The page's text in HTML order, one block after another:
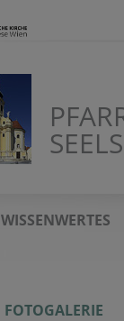
WISSENWERTES
FOTOGALERIE